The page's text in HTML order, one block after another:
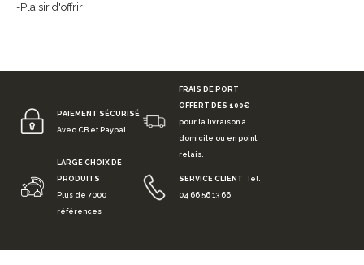
-Plaisir d'offrir
PAIEMENT SÉCURISÉ
Avec CB et Paypal
FRAIS DE PORT
OFFERT DÈS 100€
pour la livraison à
domicile ou en point
relais.
LARGE CHOIX DE
PRODUITS
Plus de 7000
références
SERVICE CLIENT Tel.
04 66 56 13 66